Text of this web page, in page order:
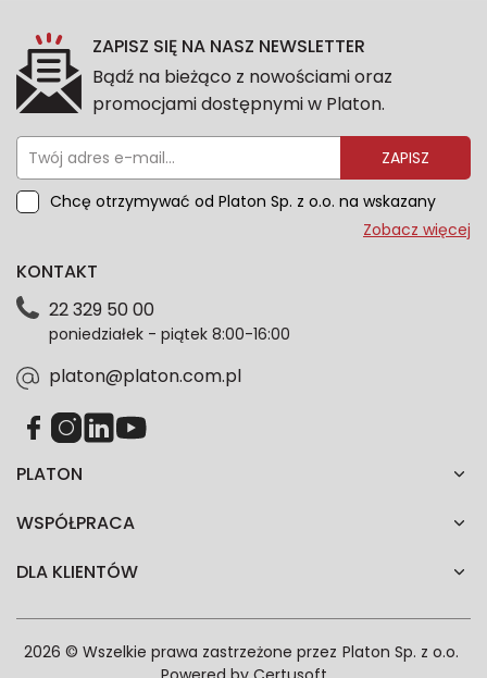
ZAPISZ SIĘ NA NASZ NEWSLETTER
Bądź na bieżąco z nowościami oraz
promocjami dostępnymi w Platon.
ZAPISZ
Chcę otrzymywać od Platon Sp. z o.o. na wskazany
przeze mnie adres e-mail informacje marketingowe
dotyczące danych osobowych znajdziesz w naszej
każdym czasie. Wycofanie zgody nie wpłynie na
zgodność z prawem przetwarzania dokonanego przed
Zobacz więcej
PLATON
WSPÓŁPRACA
DLA KLIENTÓW
KONTAKT
22 329 50 00
poniedziałek - piątek 8:00-16:00
platon@platon.com.pl
2026 © Wszelkie prawa zastrzeżone przez Platon Sp. z o.o.